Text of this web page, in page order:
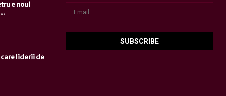
e noul
liderii de